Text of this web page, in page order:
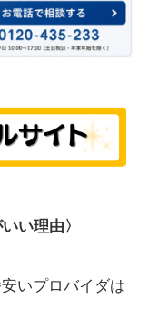
い理由〉
いプロバイダは